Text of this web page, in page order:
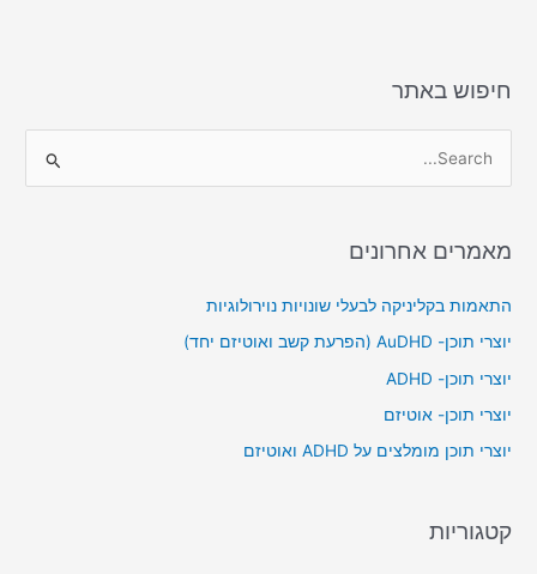
k
חיפוש באתר
r
o
r
:
מאמרים אחרונים
התאמות בקליניקה לבעלי שונויות נוירולוגיות
יוצרי תוכן- AuDHD (הפרעת קשב ואוטיזם יחד)
יוצרי תוכן- ADHD
יוצרי תוכן- אוטיזם
יוצרי תוכן מומלצים על ADHD ואוטיזם
קטגוריות